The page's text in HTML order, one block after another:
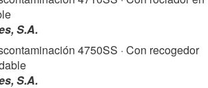
S.A.
4750SS · Con recogedor
S.A.